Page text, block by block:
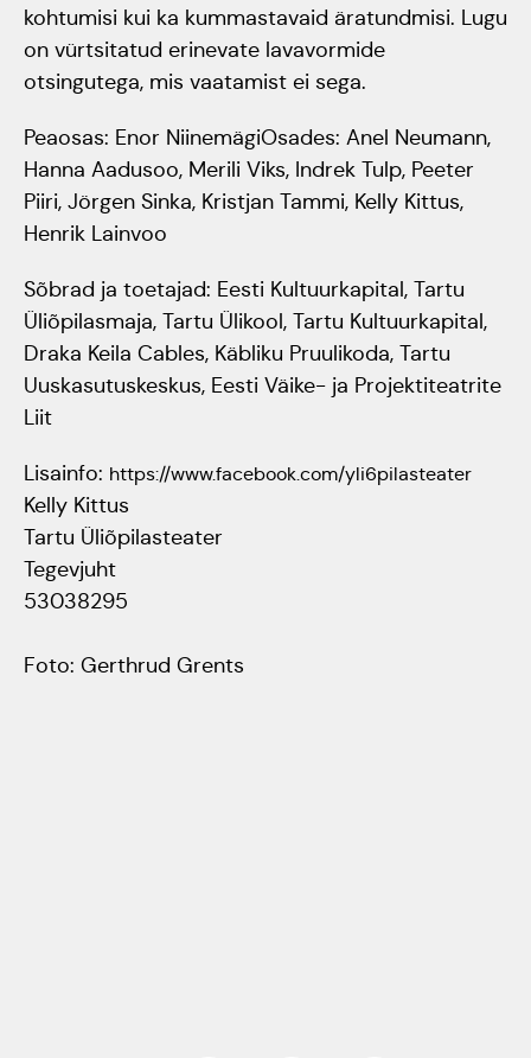
kohtumisi kui ka kummastavaid äratundmisi. Lugu
on vürtsitatud erinevate lavavormide
otsingutega, mis vaatamist ei sega.
Peaosas: Enor NiinemägiOsades: Anel Neumann,
Hanna Aadusoo, Merili Viks, Indrek Tulp, Peeter
Piiri, Jörgen Sinka, Kristjan Tammi, Kelly Kittus,
Henrik Lainvoo
Sõbrad ja toetajad: Eesti Kultuurkapital, Tartu
Üliõpilasmaja, Tartu Ülikool, Tartu Kultuurkapital,
Draka Keila Cables, Käbliku Pruulikoda, Tartu
Uuskasutuskeskus, Eesti Väike- ja Projektiteatrite
Liit
Lisainfo: https://www.facebook.com/yli6pilasteater
Kelly Kittus
Tartu Üliõpilasteater
Tegevjuht
53038295
Foto: Gerthrud Grents